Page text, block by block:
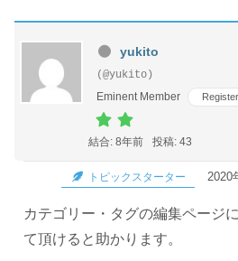
yukito
(@yukito)
Eminent Member
結合: 8年前 投稿: 43
トピックスターター 2020
カテゴリー・タグの編集ページ
て頂けると助かります。